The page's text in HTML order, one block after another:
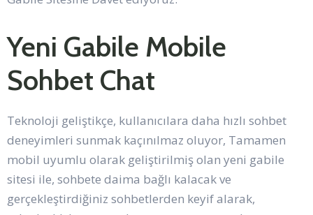
Yeni Gabile Mobile
Sohbet Chat
Teknoloji geliştikçe, kullanıcılara daha hızlı sohbet
deneyimleri sunmak kaçınılmaz oluyor, Tamamen
mobil uyumlu olarak geliştirilmiş olan yeni gabile
sitesi ile, sohbete daima bağlı kalacak ve
gerçekleştirdiğiniz sohbetlerden keyif alarak,